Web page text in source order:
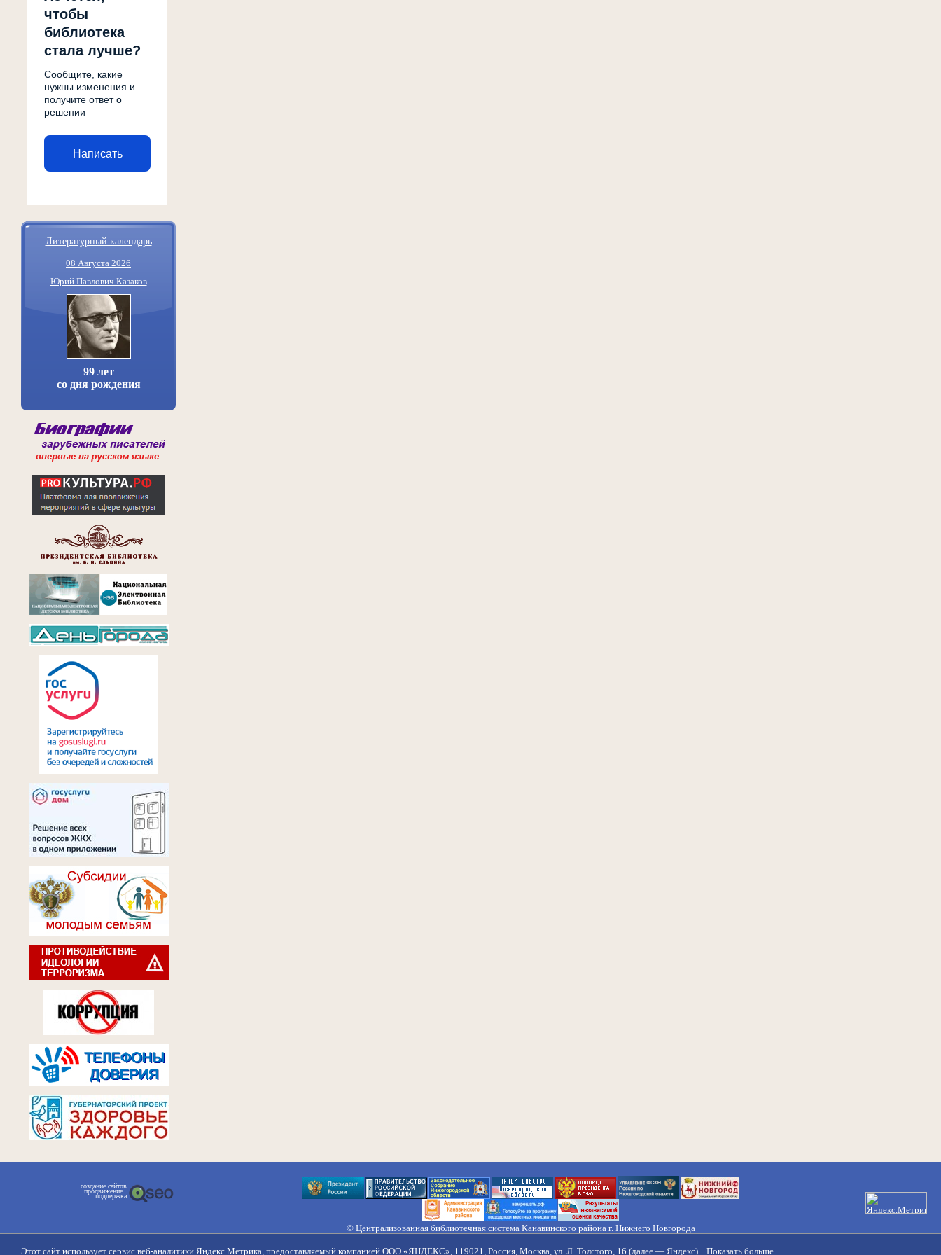
чтобы
библиотека
стала лучше?
Сообщите, какие
нужны изменения и
получите ответ о
решении
Написать
Литературный календарь
08 Августа 2026
Юрий Павлович Казаков
99 лет
со дня рождения
создание сайтов
продвижение
поддержка
© Централизованная библиотечная система Канавинского района г. Нижнего Новгорода
Правила обработки персональных данных
Этот сайт использует сервис веб-аналитики Яндекс Метрика, предоставляемый компанией ООО «ЯНДЕКС», 119021, Россия, Москва, ул. Л. Толстого, 16 (далее — Яндекс)... Показать больше